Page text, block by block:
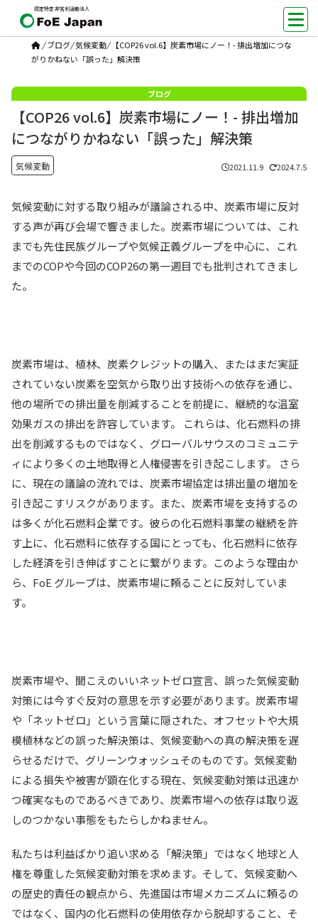
認定特定非営利活動法人
/ ブログ/気候変動/
【COP26 vol.6】炭素市場にノー！- 排出増加につな
がりかねない「誤った」解決策
【COP26 vol.6】炭素市場にノー！- 排出増加
につながりかねない「誤った」解決策
気候変動 2021.11.9 2024.7.5
気候変動に対する取り組みが議論される中、炭素市場に反対
する声が再び会場で響きました。炭素市場については、これ
までも先住民族グループや気候正義グループを中心に、これ
までのCOPや今回のCOP26の第一週目でも批判されてきまし
た。
炭素市場は、植林、炭素クレジットの購入、またはまだ実証
されていない炭素を空気から取り出す技術への依存を通じ、
他の場所での排出量を削減することを前提に、継続的な温室
効果ガスの排出を許容しています。 これらは、化石燃料の排
出を削減するものではなく、グローバルサウスのコミュニテ
ィにより多くの土地取得と人権侵害を引き起こします。 さら
に、現在の議論の流れでは、炭素市場協定は排出量の増加を
引き起こすリスクがあります。また、炭素市場を支持するの
は多くが化石燃料企業です。彼らの化石燃料事業の継続を許
す上に、化石燃料に依存する国にとっても、化石燃料に依存
した経済を引き伸ばすことに繋がります。このような理由か
ら、FoE グループは、炭素市場に頼ることに反対していま
す。
炭素市場や、聞こえのいいネットゼロ宣言、誤った気候変動
対策には今すぐ反対の意思を示す必要があります。炭素市場
や「ネットゼロ」という言葉に隠された、オフセットや大規
模植林などの誤った解決策は、気候変動への真の解決策を遅
らせるだけで、グリーンウォッシュそのものです。気候変動
による損失や被害が顕在化する現在、気候変動対策は迅速か
つ確実なものであるべきであり、炭素市場への依存は取り返
しのつかない事態をもたらしかねません。
私たちは利益ばかり追い求める「解決策」ではなく地球と人
権を尊重した気候変動対策を求めます。そして、気候変動へ
の歴史的責任の観点から、先進国は市場メカニズムに頼るの
ではなく、国内の化石燃料の使用依存から脱却すること、そ